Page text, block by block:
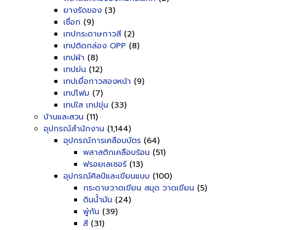
ยางรัดของ (3)
เชื่อก (9)
เทปกระดาษกาวสี (2)
เทปติดกล่อง OPP (8)
เทปผ้า (8)
เทปย่น (12)
เทปเยื่อกาวสองหน้า (9)
เทปโฟม (7)
เทปใส เทปขุ่น (33)
บ้านและสวน (11)
อุปกรณ์สำนักงาน (1,144)
อุปกรณ์การเคลือบบัตร (64)
พลาสติกเคลือบร้อน (51)
ฟรอยเลเซอร์ (13)
อุปกรณ์ศิลป์และเขียนแบบ (100)
กระดาษวาดเขียน สมุด วาดเขียน (5)
ดินน้ำมัน (24)
พู่กัน (39)
สี (31)